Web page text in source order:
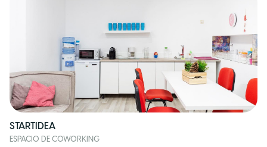
STARTIDEA
ESPACIO DE COWORKING